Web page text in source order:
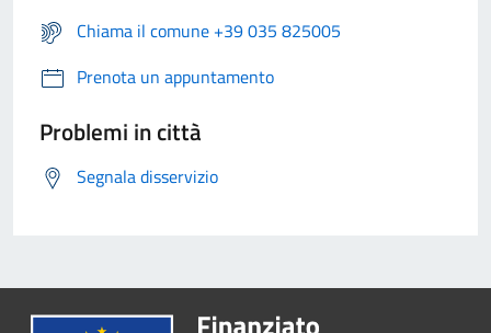
Chiama il comune +39 035 825005
Prenota un appuntamento
Problemi in città
Segnala disservizio